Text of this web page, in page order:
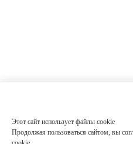
Этот сайт использует файлы cookie
Продолжая пользоваться сайтом, вы